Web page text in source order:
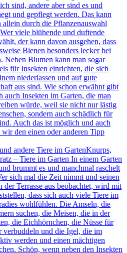
sind, andere aber sind es und
und gepflegt werden. Das kann
allein durch die Pflanzenauswahl
viele blühende und duftende
der kann davon ausgehen, dass
Bienen besonders lecker bei
Neben Blumen kann man sogar
für Insekten einrichten, die sich
niederlassen und auf gute
aus sind. Wie schon erwähnt gibt
auch Insekten im Garten, die man
würde, weil sie nicht nur lästig
sondern auch schädlich für
Auch das ist möglich und auch
wir den einen oder anderen Tipp
andere Tiere im GartenKnurps,
– Tiere im Garten In einem Garten
brummt es und manchmal raschelt
sich mal die Zeit nimmt und seinen
der Terrasse aus beobachtet, wird mit
dass sich auch viele Tiere im
wohlfühlen. Die Amseln, die
suchen, die Meisen, die in der
die Eichhörnchen, die Nüsse für
verbuddeln und die Igel, die im
werden und einen mächtigen
Schön, wenn neben den Insekten